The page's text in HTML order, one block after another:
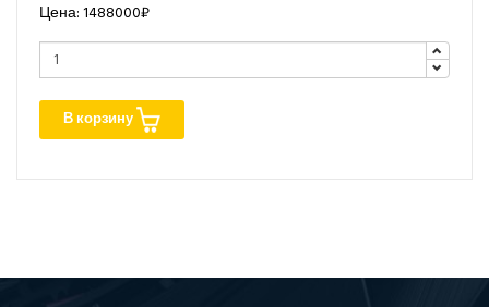
Цена: 1488000₽
В корзину